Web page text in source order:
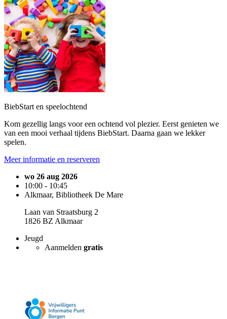
BiebStart en speelochtend
Kom gezellig langs voor een ochtend vol plezier. Eerst genieten we
van een mooi verhaal tijdens BiebStart. Daarna gaan we lekker
spelen.
Meer informatie en reserveren
wo 26 aug 2026
10:00 - 10:45
Alkmaar, Bibliotheek De Mare
Laan van Straatsburg 2
1826 BZ Alkmaar
Jeugd
Aanmelden gratis